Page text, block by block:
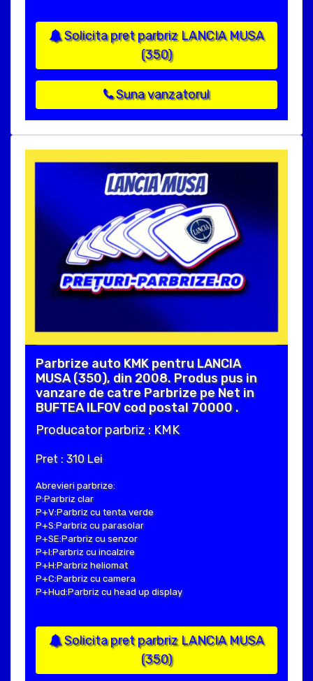
Solicita pret parbriz LANCIA MUSA
(350)
Suna vanzatorul
Parbrize auto KMK pentru LANCIA
MUSA (350), din 2008. Produs pus in
vanzare de catre Parbrize pe Net in
BUFTEA ILFOV cod postal 70000 .
Producator parbriz : KMK
Pret : 310 Lei
Abrevieri parbrize:
P:Parbriz clar
P+V:Parbriz cu tenta verde
P+S:Parbriz cu parasolar
P+SE:Parbriz cu senzor
P+I:Parbriz cu incalzire
P+H:Parbriz heliomat
P+C:Parbriz cu camera
P+Hud:Parbriz cu head up display
Solicita pret parbriz LANCIA MUSA
(350)